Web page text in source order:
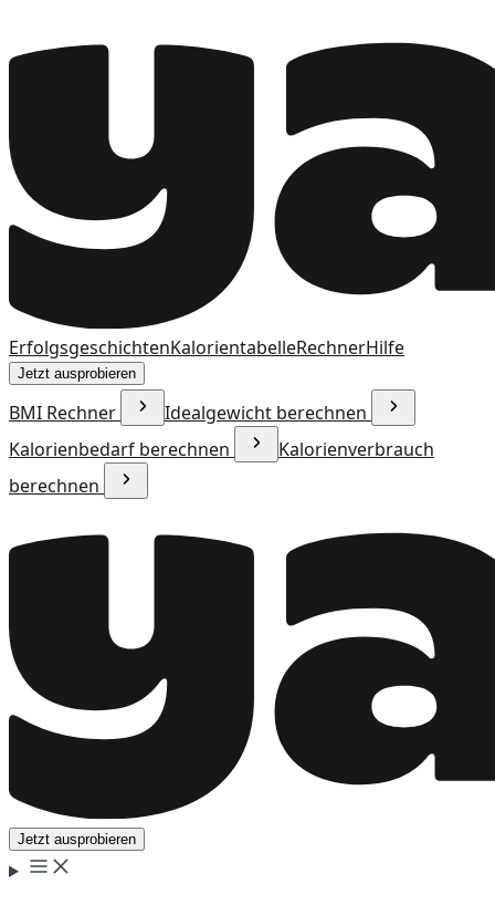
ErfolgsgeschichtenKalorientabelleRechnerHilfe
Jetzt ausprobieren
BMI Rechner
Idealgewicht berechnen
Kalorienbedarf berechnen
Kalorienverbrauch
berechnen
Jetzt ausprobieren